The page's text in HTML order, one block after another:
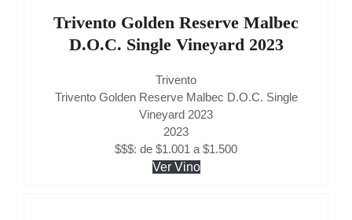
Trivento Golden Reserve Malbec
D.O.C. Single Vineyard 2023
Trivento
Trivento Golden Reserve Malbec D.O.C. Single
Vineyard 2023
2023
$$$: de $1.001 a $1.500
Ver Vino